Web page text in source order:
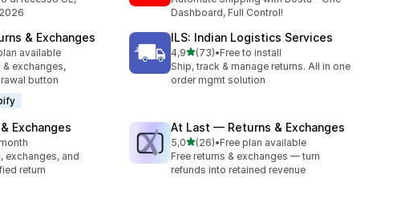
Dashboard, Full Control!
& Exchanges
available
exchanges,
button
ILS: Indian Logistics Services
4,9stelle su 5
(73)
73 recensioni totali
•Free to install
Ship, track & manage returns. All in one
order mgmt solution
Exchanges
exchanges, and
return
At Last — Returns & Exchanges
5,0stelle su 5
(26)
26 recensioni totali
•Free plan available
Free returns & exchanges — turn
refunds into retained revenue